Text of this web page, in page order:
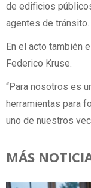
de edificios
agentes de tránsito.
En el acto también
Federico Kruse.
“Para nosotros es
herramientas para
uno de nuestros
MÁS